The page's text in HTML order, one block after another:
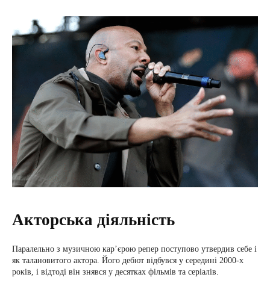
Акторська діяльність
Паралельно з музичною кар’єрою репер поступово утвердив себе і
як талановитого актора. Його дебют відбувся у середині 2000-х
років, і відтоді він знявся у десятках фільмів та серіалів.